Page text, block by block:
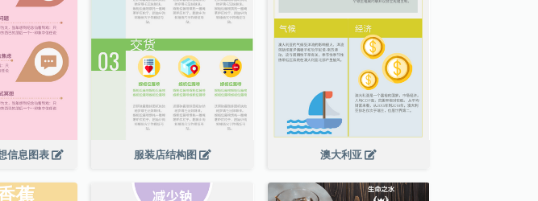
信息图表 服装店结构图 澳大利亚